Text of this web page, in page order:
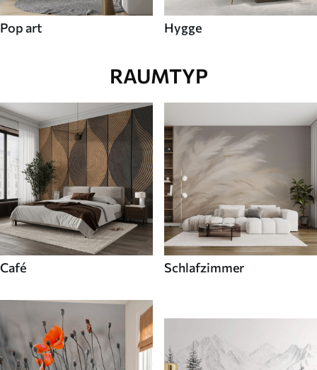
Pop art Hygge
RAUMTYP
Café Schlafzimmer